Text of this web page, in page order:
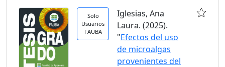
Solo
Usuarios
FAUBA
Iglesias, Ana
Laura. (2025).
"Efectos del uso
de microalgas
provenientes del